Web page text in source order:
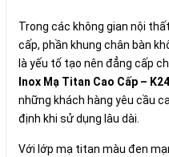
Trong các không gian nội
cấp, phần khung chân bàn
là yếu tố tạo nên đẳng cấp
Inox Mạ Titan Cao Cấp –
những khách hàng yêu cầu
định khi sử dụng lâu dài.
Với lớp mạ titan màu đen